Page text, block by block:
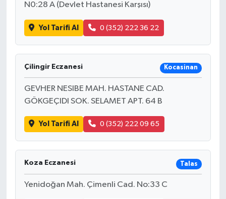
N0:28 A (Devlet Hastanesi Karşısı)
Yol Tarifi Al 0 (352) 222 36 22
Çilingir Eczanesi Kocasinan
GEVHER NESIBE MAH. HASTANE CAD.
GÖKGEÇIDI SOK. SELAMET APT. 64 B
Yol Tarifi Al 0 (352) 222 09 65
Koza Eczanesi Talas
Yenidoğan Mah. Çimenli Cad. No:33 C